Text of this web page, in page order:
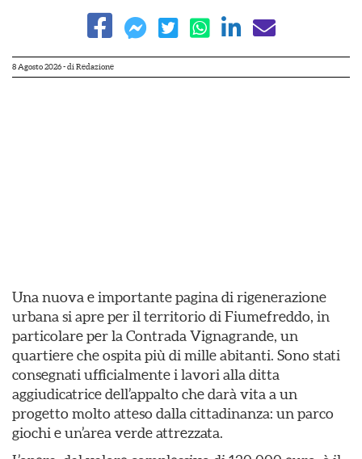
8 Agosto 2026- di Redazione
Una nuova e importante pagina di rigenerazione
urbana si apre per il territorio di Fiumefreddo, in
particolare per la Contrada Vignagrande, un
quartiere che ospita più di mille abitanti. Sono stati
consegnati ufficialmente i lavori alla ditta
aggiudicatrice dell’appalto che darà vita a un
progetto molto atteso dalla cittadinanza: un parco
giochi e un’area verde attrezzata.